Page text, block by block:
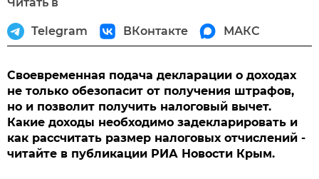
Telegram ВКонтакте МАКС
Своевременная подача декларации о доходах
не только обезопасит от получения штрафов,
но и позволит получить налоговый вычет.
Какие доходы необходимо задекларировать и
как рассчитать размер налоговых отчислений -
читайте в публикации РИА Новости Крым.